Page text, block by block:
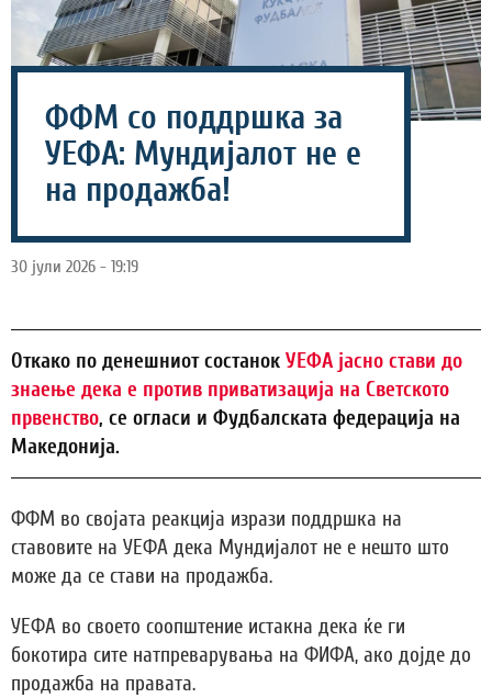
ФФМ со поддршка за
УЕФА: Мундијалот не е
на продажба!
30 јули 2026 - 19:19
Откако по денешниот состанок УЕФА јасно стави до
знаење дека е против приватизација на Светското
првенство, се огласи и Фудбалската федерација на
Македонија.
ФФМ во својата реакција изрази поддршка на
ставовите на УЕФА дека Мундијалот не е нешто што
може да се стави на продажба.
УЕФА во своето соопштение истакна дека ќе ги
бокотира сите натпреварувања на ФИФА, ако дојде до
продажба на правата.